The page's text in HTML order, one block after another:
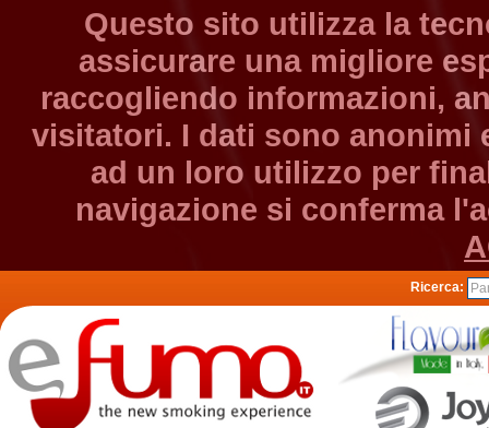
Questo sito utilizza la
assicurare una migliore
raccogliendo informazioni,
visitatori. I dati sono anonimi
ad un loro utilizzo per
navigazione si conferma
Ricerca: